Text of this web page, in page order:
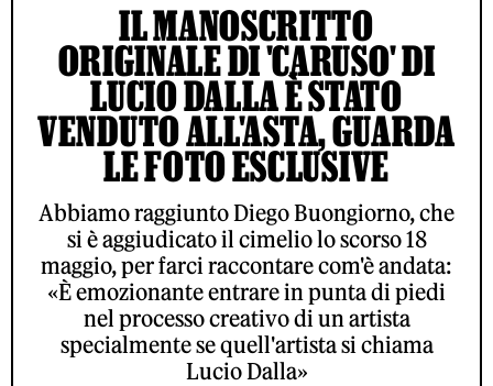
IL MANOSCRITTO
ORIGINALE DI 'CARUSO' DI
LUCIO DALLA È STATO
VENDUTO ALL'ASTA, GUARDA
LE FOTO ESCLUSIVE
Abbiamo raggiunto Diego Buongiorno, che
si è aggiudicato il cimelio lo scorso 18
maggio, per farci raccontare com'è andata:
«È emozionante entrare in punta di piedi
nel processo creativo di un artista
specialmente se quell'artista si chiama
Lucio Dalla»